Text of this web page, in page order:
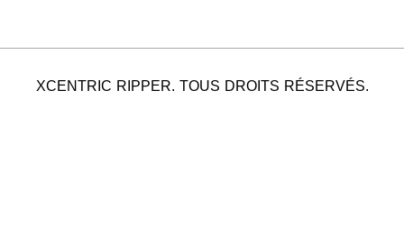
XCENTRIC RIPPER. TOUS DROITS RÉSERVÉS.